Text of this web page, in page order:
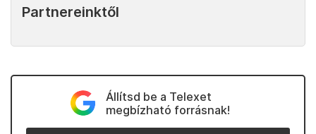
Partnereinktől
Állítsd be a Telexet
megbízható forrásnak!